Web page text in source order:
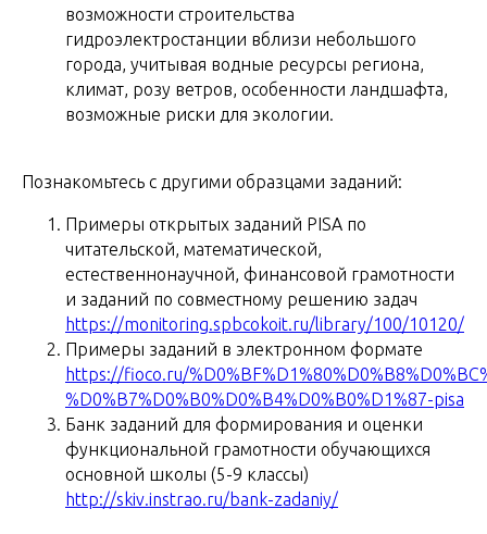
возможности строительства
гидроэлектростанции вблизи небольшого
города, учитывая водные ресурсы региона,
климат, розу ветров, особенности ландшафта,
возможные риски для экологии.
Познакомьтесь с другими образцами заданий:
Примеры открытых заданий PISA по
читательской, математической,
естественнонаучной, финансовой грамотности
и заданий по совместному решению задач
https://monitoring.spbcokoit.ru/library/100/10120/
Примеры заданий в электронном формате
https://fioco.ru/
%D0%B7%D0%B0%D0%B4%D0%B0%D1%87-pisa
Банк заданий для формирования и оценки
функциональной грамотности обучающихся
основной школы (5-9 классы)
http://skiv.instrao.ru/bank-zadaniy/